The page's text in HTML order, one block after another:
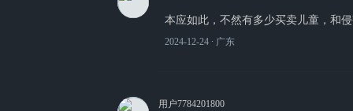
本应如此，不然有多少买卖儿童，和
2024-12-24 ∙ 广东
用户7784201800